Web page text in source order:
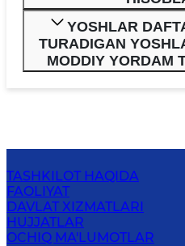
YOSHLAR
TURADIGAN
MODDIY YORDAM
TASHKILOT HAQIDA
FAOLIYAT
DAVLAT XIZMATLARI
HUJJATLAR
OCHIQ MA'LUMOTLAR